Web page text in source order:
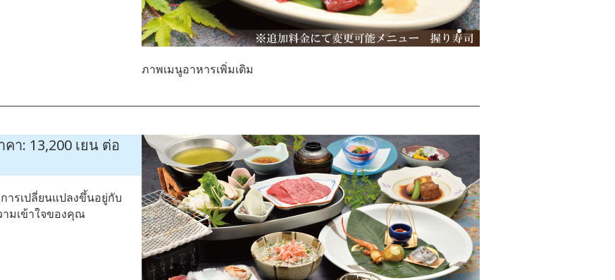
ภาพเมนูอาหารเพิ่มเติม
คา: 13,200 เยน ต่อ
ารเปลี่ยนแปลงขึ้นอยู่กับ
มเข้าใจของคุณ